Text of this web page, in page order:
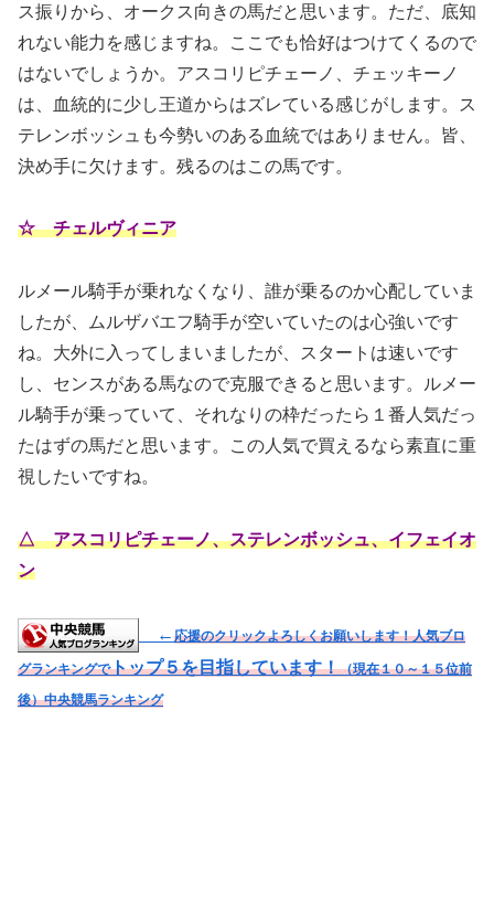
ス振りから、オークス向きの馬だと思います。ただ、底知
れない能力を感じますね。ここでも恰好はつけてくるので
はないでしょうか。アスコリピチェーノ、チェッキーノ
は、血統的に少し王道からはズレている感じがします。ス
テレンボッシュも今勢いのある血統ではありません。皆、
決め手に欠けます。残るのはこの馬です。
☆ チェルヴィニア
ルメール騎手が乗れなくなり、誰が乗るのか心配していま
したが、ムルザバエフ騎手が空いていたのは心強いです
ね。大外に入ってしまいましたが、スタートは速いです
し、センスがある馬なので克服できると思います。ルメー
ル騎手が乗っていて、それなりの枠だったら１番人気だっ
たはずの馬だと思います。この人気で買えるなら素直に重
視したいですね。
△ アスコリピチェーノ、ステレンボッシュ、イフェイオ
ン
← 応援のクリックよろしくお願いします！人気ブロ
グランキングでトップ５を目指しています！（現在１０～１５位前
後）中央競馬ランキング